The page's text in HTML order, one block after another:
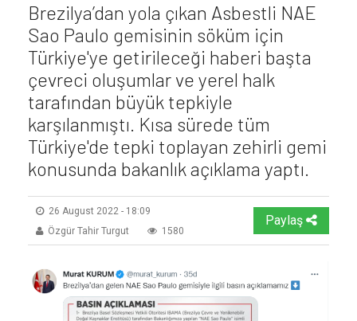
Brezilya’dan yola çıkan Asbestli NAE
Sao Paulo gemisinin söküm için
Türkiye'ye getirileceği haberi başta
çevreci oluşumlar ve yerel halk
tarafından büyük tepkiyle
karşılanmıştı. Kısa sürede tüm
Türkiye'de tepki toplayan zehirli gemi
konusunda bakanlık açıklama yaptı.
26 August 2022 - 18:09
Özgür Tahir Turgut
1580
Paylaş